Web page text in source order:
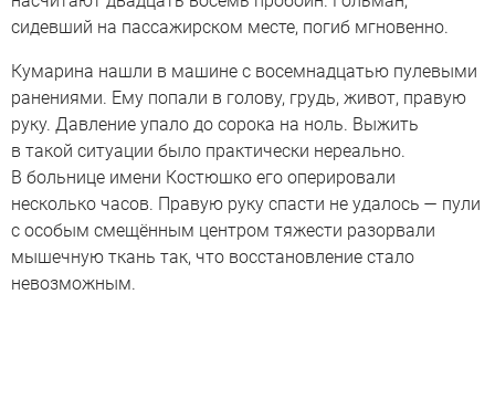
сидевший на пассажирском месте, погиб мгновенно.
Кумарина нашли в машине с восемнадцатью пулевыми
ранениями. Ему попали в голову, грудь, живот, правую
руку. Давление упало до сорока на ноль. Выжить
в такой ситуации было практически нереально.
В больнице имени Костюшко его оперировали
несколько часов. Правую руку спасти не удалось — пули
с особым смещённым центром тяжести разорвали
мышечную ткань так, что восстановление стало
невозможным.